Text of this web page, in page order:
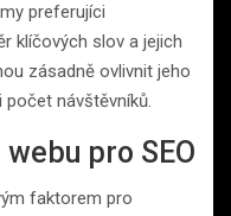
preferujíci
klíčových slov a jejich
zásadně ovlivnit jeho
návštěvníků.
pro SEO
faktorem pro